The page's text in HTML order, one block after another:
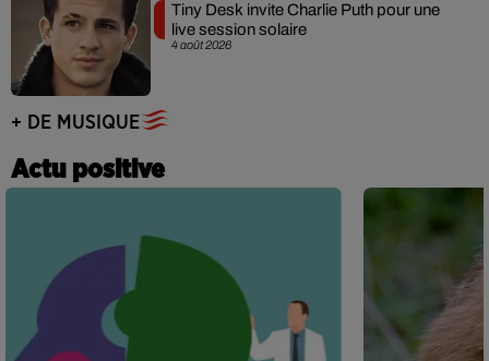
4 août 2026
Tiny Desk invite Charlie Puth pour une
live session solaire
+ DE MUSIQUE
Actu positive